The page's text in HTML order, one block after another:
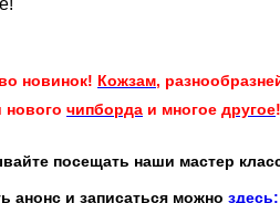
Кожзам,
чипборда и многое другое!
наши мастер
можно здесь: